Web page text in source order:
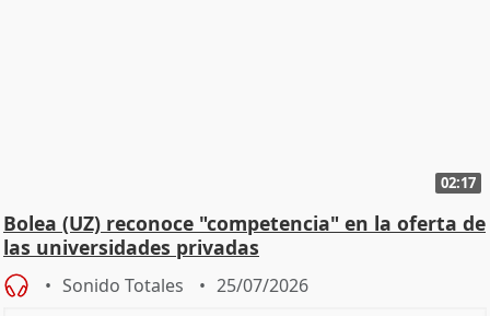
02:17
Bolea (UZ) reconoce "competencia" en la oferta de
las universidades privadas
Sonido Totales 25/07/2026